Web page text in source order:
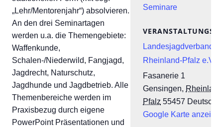
„Lehr/Mentorenjahr“) absolvieren.
An den drei Seminartagen
werden u.a. die Themengebiete:
Waffenkunde,
Schalen-/Niederwild, Fangjagd,
Jagdrecht, Naturschutz,
Jagdhunde und Jagdbetrieb. Alle
Themenbereiche werden im
Praxisbezug durch eigene
PowerPoint Präsentationen und
Seminare
Landesjagdverband
Rheinland-Pfalz e.V.
Fasanerie 1
Gensingen,
Pfalz 55457
Google Karte